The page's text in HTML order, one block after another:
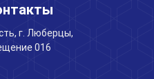
г. Люберцы,
016